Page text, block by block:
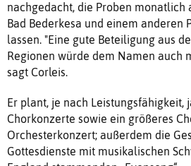
nachgedacht, die Proben monatlich
Bad Bederkesa und einem anderen
lassen. "Eine gute Beteiligung aus
Regionen würde dem Namen auch
sagt Corleis.
Er plant, je nach Leistungsfähigkeit,
Chorkonzerte sowie ein größeres
Orchesterkonzert; außerdem die
Gottesdienste mit musikalischen